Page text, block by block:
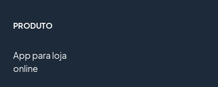
PRODUTO
App para loja
online